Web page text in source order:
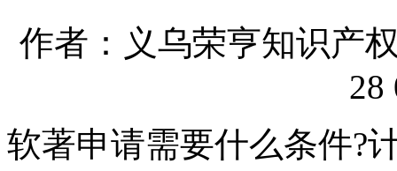
作者：义乌荣亨知识产
28
软著申请需要什么条件?